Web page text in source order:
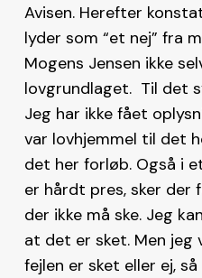
Avisen. Herefter
lyder som “et nej” fra
Mogens Jensen ikke
lovgrundlaget. Til det
Jeg har ikke fået
var lovhjemmel til det
det her forløb. Også i
er hårdt pres, sker der
der ikke må ske. Jeg
at det er sket. Men jeg
fejlen er sket eller ej,